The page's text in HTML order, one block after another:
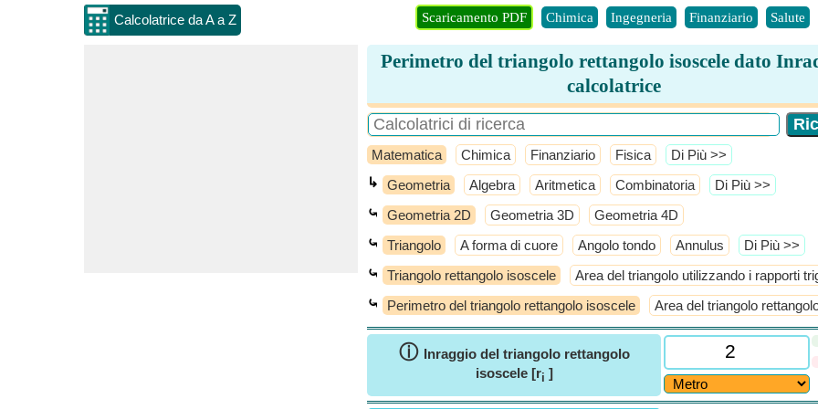
Calcolatrice da A a Z Scaricamento PDF Chimica Ingegneria Finanziario Salute
Perimetro del triangolo rettangolo isoscele dato
calcolatrice
Matematica Chimica Finanziario Fisica ​Di Più >>
↳ Geometria Algebra Aritmetica Combinatoria ​Di Più >>
⤿ Geometria 2D Geometria 3D Geometria 4D
⤿ Triangolo A forma di cuore Angolo tondo Annulus ​Di Più >>
⤿ Triangolo rettangolo isoscele Area del triangolo utilizzando i rapporti
⤿ Perimetro del triangolo rettangolo isoscele Area del triangolo
ⓘ Inraggio del triangolo rettangolo
isoscele [ri ]